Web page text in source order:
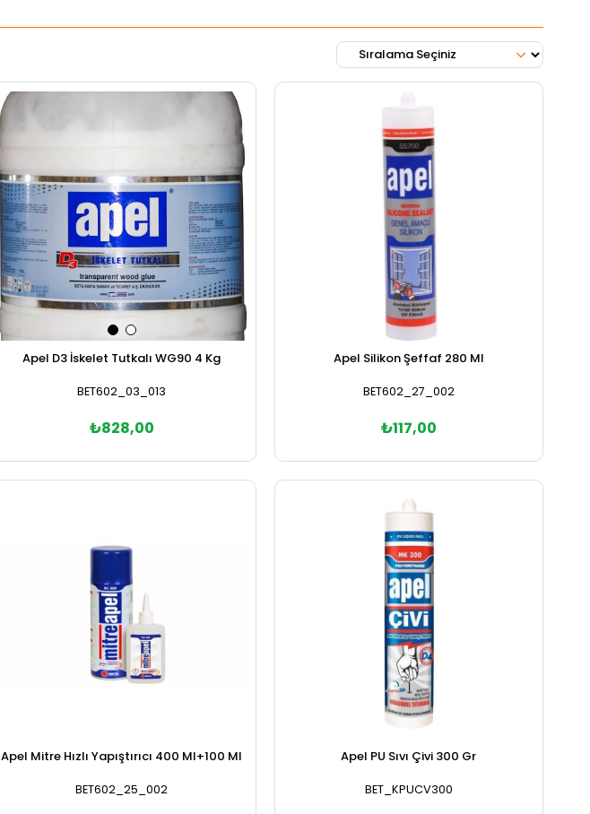
Apel D3 İskelet Tutkalı WG90 4 Kg
BET602_03_013
₺828,00
Sepete Ekle
Apel Silikon Şeffaf 280 Ml
BET602_27_002
₺117,00
Sepete Ekle
Apel Mitre Hızlı Yapıştırıcı 400 Ml+100 Ml
BET602_25_002
Apel PU Sıvı Çivi 300 Gr
BET_KPUCV300